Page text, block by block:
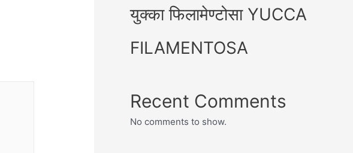
युक्का फिलामेण्टोसा YUCCA
FILAMENTOSA
Recent Comments
No comments to show.